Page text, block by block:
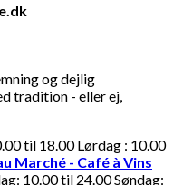
og dejlig
tradition - eller ej,
til 18.00 Lørdag : 10.00
Marché - Café à Vins
10.00 til 24.00 Søndag: